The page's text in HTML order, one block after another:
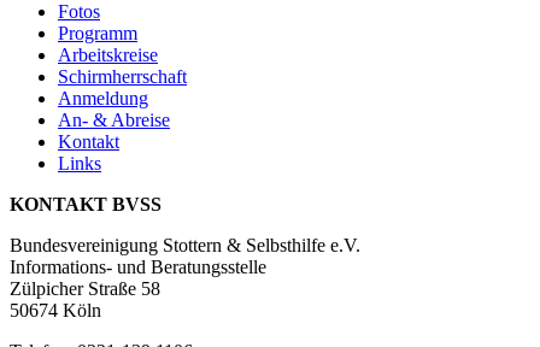
Fotos
Programm
Arbeitskreise
Schirmherrschaft
Anmeldung
An- & Abreise
Kontakt
Links
KONTAKT BVSS
Bundesvereinigung Stottern & Selbsthilfe e.V.
Informations- und Beratungsstelle
Zülpicher Straße 58
50674 Köln